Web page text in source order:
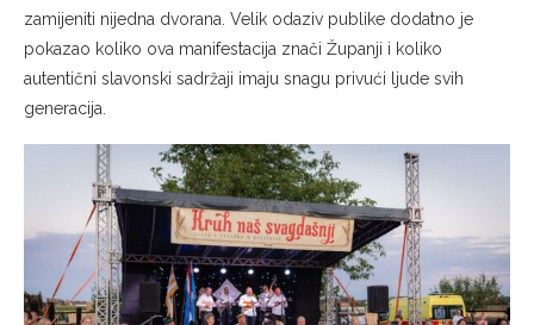
zamijeniti nijedna dvorana. Velik odaziv publike dodatno je
pokazao koliko ova manifestacija znači Županji i koliko
autentični slavonski sadržaji imaju snagu privući ljude svih
generacija.